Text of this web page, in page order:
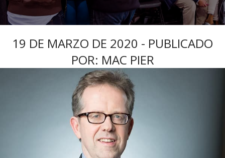
19 DE MARZO DE 2020 - PUBLICADO
POR: MAC PIER